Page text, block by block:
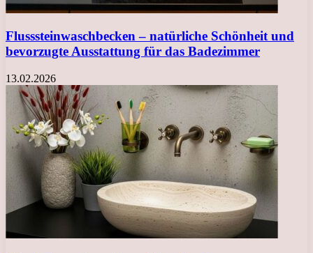
Flusssteinwaschbecken – natürliche Schönheit und
bevorzugte Ausstattung für das Badezimmer
13.02.2026